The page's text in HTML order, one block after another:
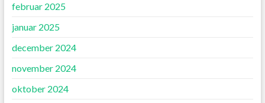
februar 2025
januar 2025
december 2024
november 2024
oktober 2024